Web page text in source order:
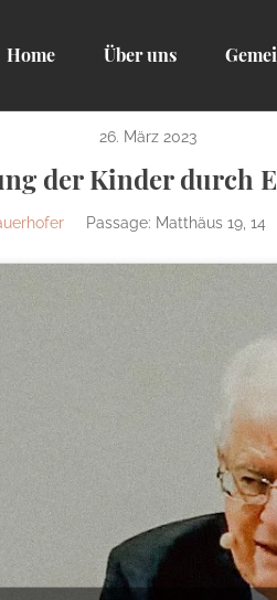
Home Über uns
26. März 2023
der Kinder durch
Passage: Matthäus 19, 14